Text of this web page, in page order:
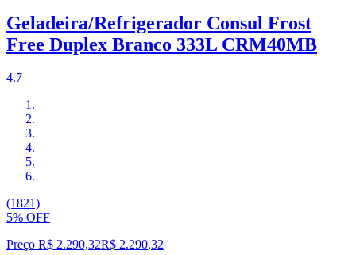
Geladeira/Refrigerador Consul Frost
Free Duplex Branco 333L CRM40MB
4.7
(1821)
5% OFF
Preço R$ 2.290,32R$ 2.290,32